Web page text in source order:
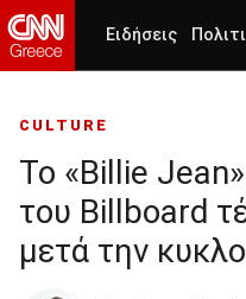
Ειδήσεις
CULTURE
Το «Billie
του Billboard
μετά την